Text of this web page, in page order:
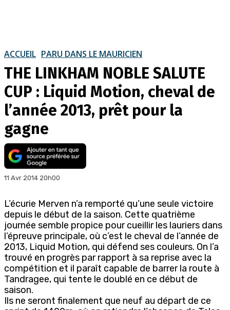
ACCUEIL PARU DANS LE MAURICIEN
THE LINKHAM NOBLE SALUTE
CUP : Liquid Motion, cheval de
l’année 2013, prêt pour la
gagne
11 Avr 2014 20h00
L’écurie Merven n’a remporté qu’une seule victoire
depuis le début de la saison. Cette quatrième
journée semble propice pour cueillir les lauriers dans
l’épreuve principale, où c’est le cheval de l’année de
2013, Liquid Motion, qui défend ses couleurs. On l’a
trouvé en progrès par rapport à sa reprise avec la
compétition et il paraît capable de barrer la route à
Tandragee, qui tente le doublé en ce début de
saison.
Ils ne seront finalement que neuf au départ de ce